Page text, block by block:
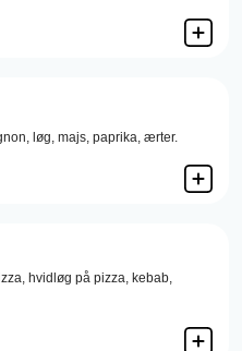
løg, majs, paprika, ærter.
hvidløg på pizza, kebab,